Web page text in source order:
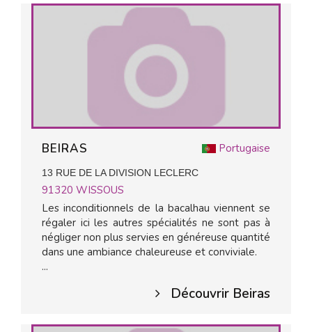
Portugaise
BEIRAS
13 RUE DE LA DIVISION LECLERC
91320 WISSOUS
Les inconditionnels de la bacalhau viennent se
régaler ici les autres spécialités ne sont pas à
négliger non plus servies en généreuse quantité
dans une ambiance chaleureuse et conviviale.
...
Découvrir Beiras